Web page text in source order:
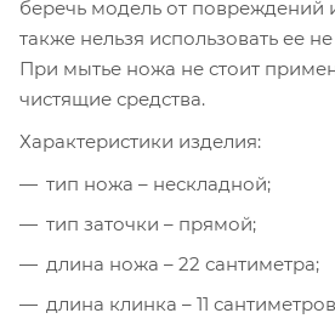
беречь модель от
также нельзя использовать ее
При мытье ножа не стоит
чистящие средства.
Характеристики изделия:
тип ножа – нескладной;
тип заточки – прямой;
длина ножа – 22 сантиметра;
длина клинка – 11